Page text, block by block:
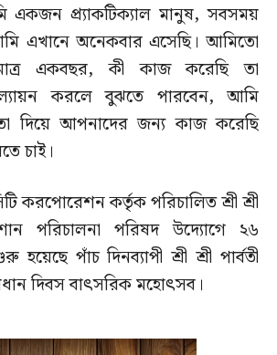
একজন প্র‍্যাকটিক্যাল মানুষ, সবসময়
এখানে অনেকবার এসেছি। আমিতো
একবছর, কী কাজ করেছি তা
করলে বুঝতে পারবেন, আমি
দিয়ে আপনাদের জন্য কাজ করেছি
চাই।
করপোরেশন কর্তৃক পরিচালিত শ্রী শ্রী
পরিচালনা পরিষদ উদ্যোগে ২৬
পাঁচ দিনব্যাপী শ্রী শ্রী পার্বতী
দিবস বাৎসরিক মহোৎসব।